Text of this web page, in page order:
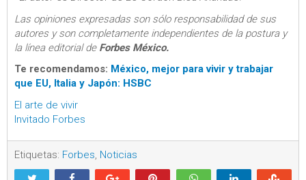
Las opiniones expresadas son sólo responsabilidad de sus
autores y son completamente independientes de la postura y
la línea editorial de Forbes México.
Te recomendamos: México, mejor para vivir y trabajar
que EU, Italia y Japón: HSBC
El arte de vivir
Invitado Forbes
Etiquetas: Forbes, Noticias